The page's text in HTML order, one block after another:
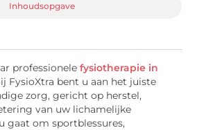
Inhoudsopgave
professionelefysiotherapie in
FysioXtra bent u aan het juiste
zorg, gericht op herstel,
van uw lichamelijke
gaat om sportblessures,